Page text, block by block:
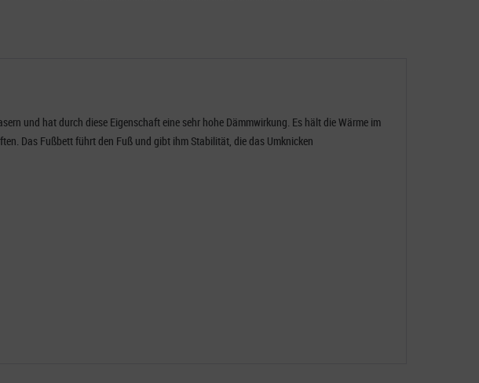
und hat durch diese Eigenschaft eine sehr hohe Dämmwirkung. Es hält die Wärme im
Das Fußbett führt den Fuß und gibt ihm Stabilität, die das Umknicken